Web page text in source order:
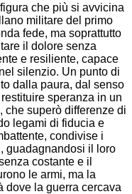
che più si avvicina
militare del primo
fede, ma soprattutto
il dolore senza
e resiliente, capace
silenzio. Un punto di
dalla paura, dal senso
speranza in un
che superò differenze di
legami di fiducia e
condivise i
guadagnandosi il loro
costante e il
le armi, ma la
dove la guerra cercava